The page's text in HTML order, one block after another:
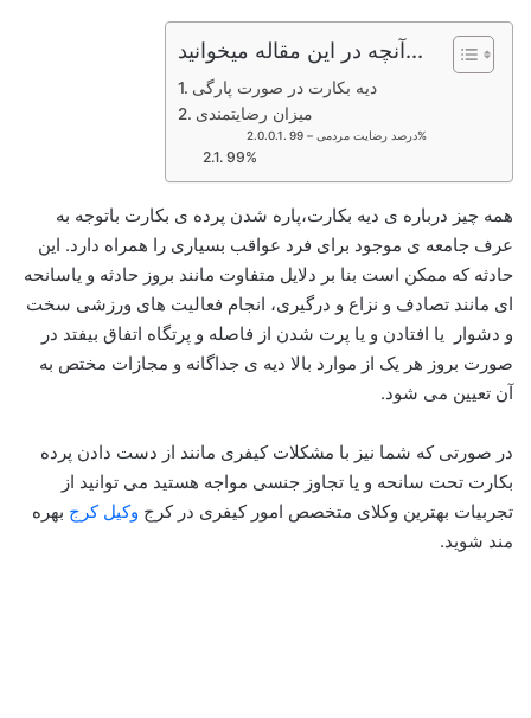
آنچه در این مقاله میخوانید...
دیه بکارت در صورت پارگی
میزان رضایتمندی
درصد رضایت مردمی – 99%
99%
همه چیز درباره ی دیه بکارت،پاره شدن پرده ی بکارت باتوجه به
عرف جامعه ی موجود برای فرد عواقب بسیاری را همراه دارد. این
حادثه که ممکن است بنا بر دلایل متفاوت مانند بروز حادثه و یاسانحه
ای مانند تصادف و نزاع و درگیری، انجام فعالیت های ورزشی سخت
و دشوار یا افتادن و یا پرت شدن از فاصله و پرتگاه اتفاق بیفتد در
صورت بروز هر یک از موارد بالا دیه ی جداگانه و مجازات مختص به
آن تعیین می شود.
در صورتی که شما نیز با مشکلات کیفری مانند از دست دادن پرده
بکارت تحت سانحه و یا تجاوز جنسی مواجه هستید می توانید از
تجربیات بهترین وکلای متخصص امور کیفری در کرج وکیل کرج بهره
مند شوید.